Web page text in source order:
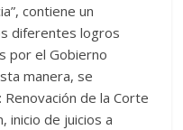
contiene un
diferentes logros
por el Gobierno
manera, se
de la Corte
inicio de juicios a